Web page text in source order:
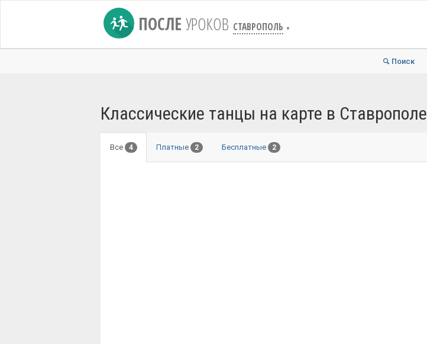
ПОСЛЕ УРОКОВ СТАВРОПОЛЬ ▼
Поиск
Классические танцы на карте в Ставрополе
Все 4 Платные 2 Бесплатные 2